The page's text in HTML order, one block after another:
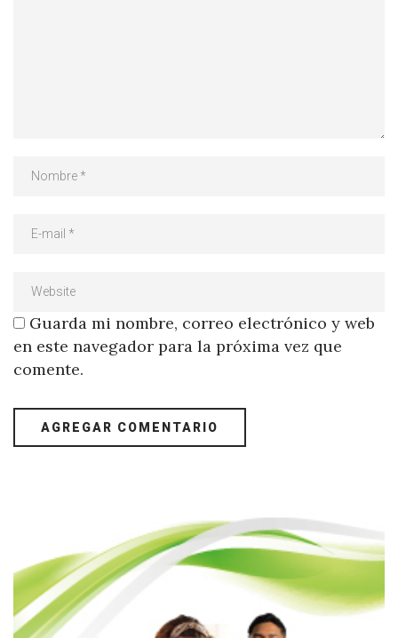
Guarda mi nombre, correo electrónico y web
en este navegador para la próxima vez que
comente.